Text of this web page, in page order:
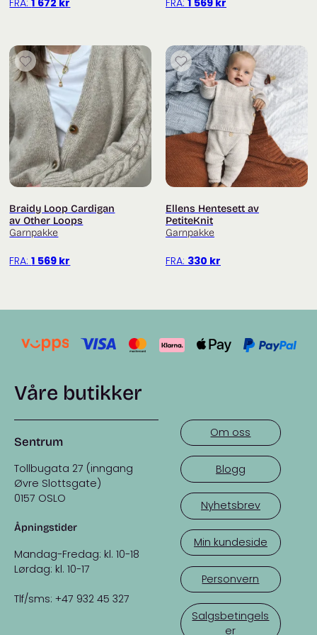
Braidy Loop Cardigan
av Other Loops
Garnpakke
FRA:1 569 kr
Ellens Hentesett av
PetiteKnit
Garnpakke
FRA: 330 kr
Våre butikker
Sentrum
Tollbugata 27 (inngang
Øvre Slottsgate)
0157 OSLO
Åpningstider
Mandag-Fredag: kl. 10-18
Lørdag: kl. 10-17
Tlf/sms: +47 932 45 327
Om oss
Blogg
Nyhetsbrev
Min kundeside
Personvern
Salgsbetingels
er